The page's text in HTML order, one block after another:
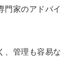
門家のアドバイ
、管理も容易な